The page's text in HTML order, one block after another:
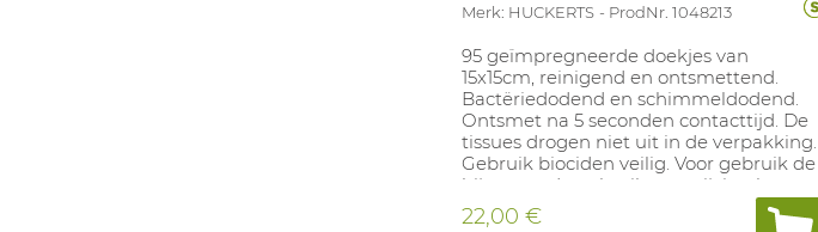
Merk: HUCKERTS ProdNr. 1048213
95 geïmpregneerde doekjes van
15x15cm, reinigend en ontsmettend.
Bactëriedodend en schimmeldodend.
Ontsmet na 5 seconden contacttijd. De
tissues drogen niet uit in de verpakking.
Gebruik biociden veilig. Voor gebruik de
bijgevoegde gebruiksaanwijzing lezen.
BE-REG-01578
22,00 €